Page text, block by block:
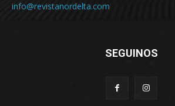
info@revistanordelta.com
SEGUINOS